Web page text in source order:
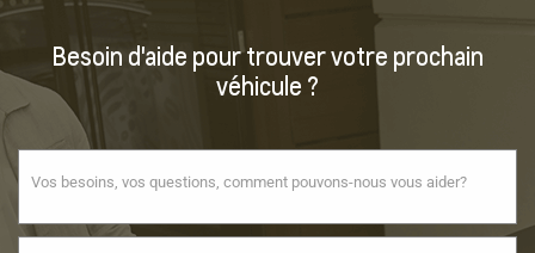
Besoin d'aide pour trouver votre prochain
véhicule ?